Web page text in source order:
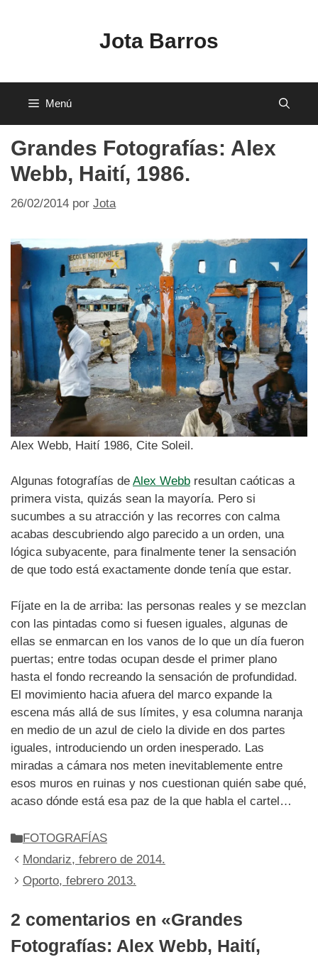
Jota Barros
Menú
Grandes Fotografías: Alex
Webb, Haití, 1986.
26/02/2014 por Jota
Alex Webb, Haití 1986, Cite Soleil.
Algunas fotografías de Alex Webb resultan caóticas a
primera vista, quizás sean la mayoría. Pero si
sucumbes a su atracción y las recorres con calma
acabas descubriendo algo parecido a un orden, una
lógica subyacente, para finalmente tener la sensación
de que todo está exactamente donde tenía que estar.
Fíjate en la de arriba: las personas reales y se mezclan
con las pintadas como si fuesen iguales, algunas de
ellas se enmarcan en los vanos de lo que un día fueron
puertas; entre todas ocupan desde el primer plano
hasta el fondo recreando la sensación de profundidad.
El movimiento hacia afuera del marco expande la
escena más allá de sus límites, y esa columna naranja
en medio de un azul de cielo la divide en dos partes
iguales, introduciendo un orden inesperado. Las
miradas a cámara nos meten inevitablemente entre
esos muros en ruinas y nos cuestionan quién sabe qué,
acaso dónde está esa paz de la que habla el cartel…
Categorías
FOTOGRAFÍAS
Mondariz, febrero de 2014.
Oporto, febrero 2013.
2 comentarios en «Grandes
Fotografías: Alex Webb, Haití,